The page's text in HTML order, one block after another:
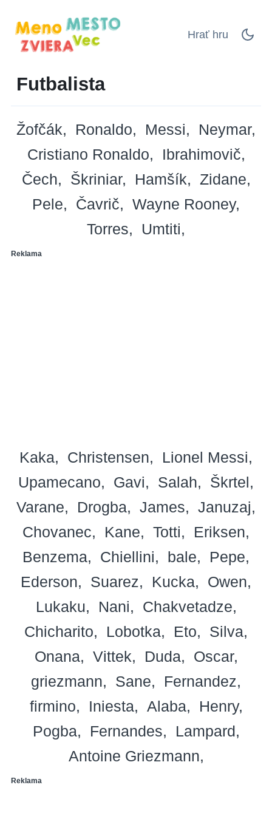
Hrať hru
Futbalista
Žofčák Ronaldo Messi
Neymar
Cristiano Ronaldo
Ibrahimovič
Čech
Škriniar Hamšík
Zidane
Pele
Čavrič
Wayne Rooney
Torres
Umtiti
Reklama
Kaka Christensen
Lionel Messi
Upamecano
Gavi Salah
Škrtel
Varane
Drogba James
Januzaj
Chovanec
Kane Totti
Eriksen
Benzema
Chiellini bale
Pepe
Ederson
Suarez Kucka
Owen
Lukaku
Nani
Chakvetadze
Chicharito
Lobotka Eto
Silva
Onana
Vittek Duda
Oscar
griezmann
Sane
Fernandez
firmino
Iniesta Alaba
Henry
Pogba
Fernandes
Lampard
Antoine Griezmann
Reklama